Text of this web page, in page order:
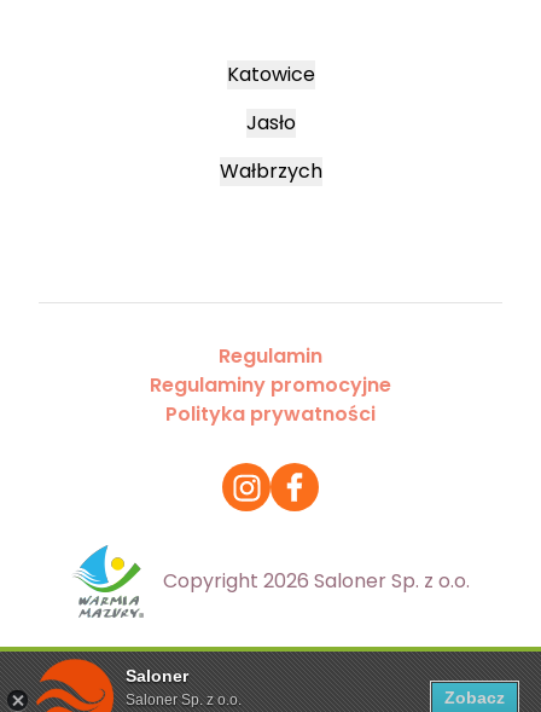
Saloner
Saloner Sp. z o.o. Zobacz
Ta strona korzysta z plików cookies. Aby dowiedzieć się
Katowice
Jasło
Wałbrzych
Regulamin
Regulaminy promocyjne
Polityka prywatności
Copyright 2026 Saloner Sp. z o.o.